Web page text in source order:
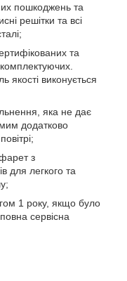
пошкоджень та
решітки та всі
та
якості виконується
яка не дає
додатково
з
для легкого та
1 року, якщо було
сервісна